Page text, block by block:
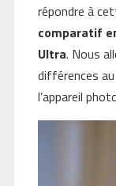
répondre à
comparatif
Ultra. Nous
différences
l’appareil